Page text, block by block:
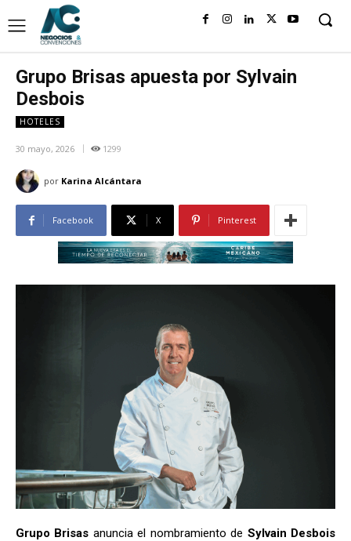
Grupo Brisas apuesta por Sylvain
Desbois
HOTELES
30 mayo, 2026 1299
por Karina Alcántara
Facebook X Pinterest
Grupo Brisas anuncia el nombramiento de Sylvain Desbois